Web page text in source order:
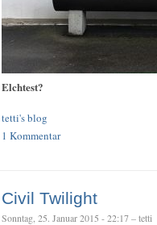
Elchtest?
tetti's blog
1 Kommentar
Civil Twilight
Sonntag, 25. Januar 2015 - 22:17 – tetti